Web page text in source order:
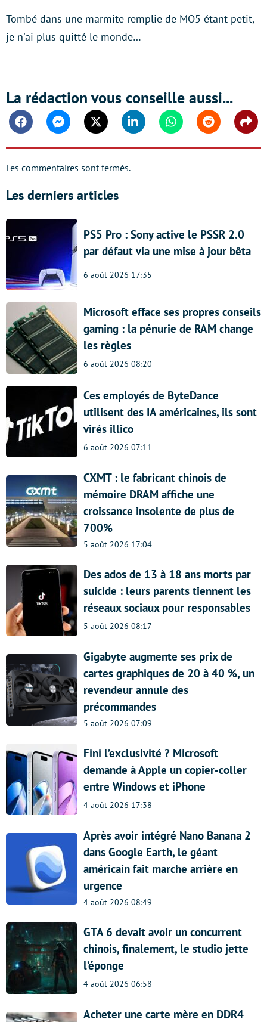
Tombé dans une marmite remplie de MO5 étant petit,
je n'ai plus quitté le monde…
La rédaction vous conseille aussi...
FacebookMessengerTwitter Linkedin WhatsappReddit
Les commentaires sont fermés.
Les derniers articles
PS5 Pro : Sony active le PSSR 2.0
par défaut via une mise à jour bêta
6 août 2026 17:35
Microsoft efface ses propres conseils
gaming : la pénurie de RAM change
les règles
6 août 2026 08:20
Ces employés de ByteDance
utilisent des IA américaines, ils sont
virés illico
6 août 2026 07:11
CXMT : le fabricant chinois de
mémoire DRAM affiche une
croissance insolente de plus de
700%
5 août 2026 17:04
Des ados de 13 à 18 ans morts par
suicide : leurs parents tiennent les
réseaux sociaux pour responsables
5 août 2026 08:17
Gigabyte augmente ses prix de
cartes graphiques de 20 à 40 %, un
revendeur annule des
précommandes
5 août 2026 07:09
Fini l’exclusivité ? Microsoft
demande à Apple un copier-coller
entre Windows et iPhone
4 août 2026 17:38
Après avoir intégré Nano Banana 2
dans Google Earth, le géant
américain fait marche arrière en
urgence
4 août 2026 08:49
GTA 6 devait avoir un concurrent
chinois, finalement, le studio jette
l’éponge
4 août 2026 06:58
Acheter une carte mère en DDR4